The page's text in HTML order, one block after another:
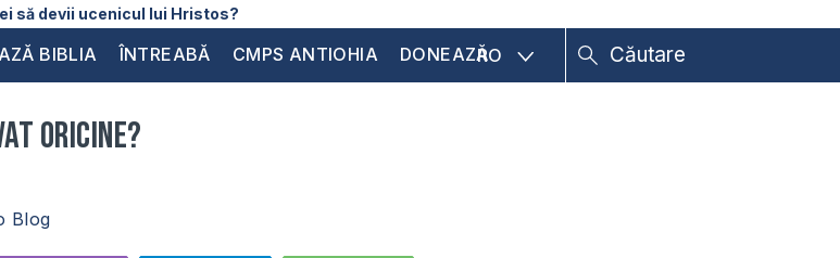
să devii ucenicul lui Hristos?
BIBLIA ÎNTREABĂ CMPS ANTIOHIA DONEAZĂRO
oricine?
Blog